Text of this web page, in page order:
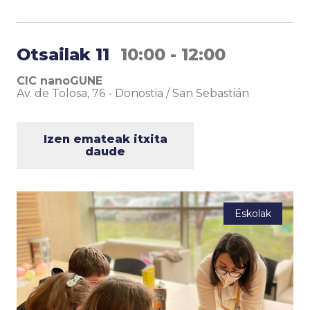
Otsailak 11 10:00 - 12:00
CIC nanoGUNE
Av. de Tolosa, 76 - Donostia / San Sebastián
Izen emateak itxita
daude
Eskolak